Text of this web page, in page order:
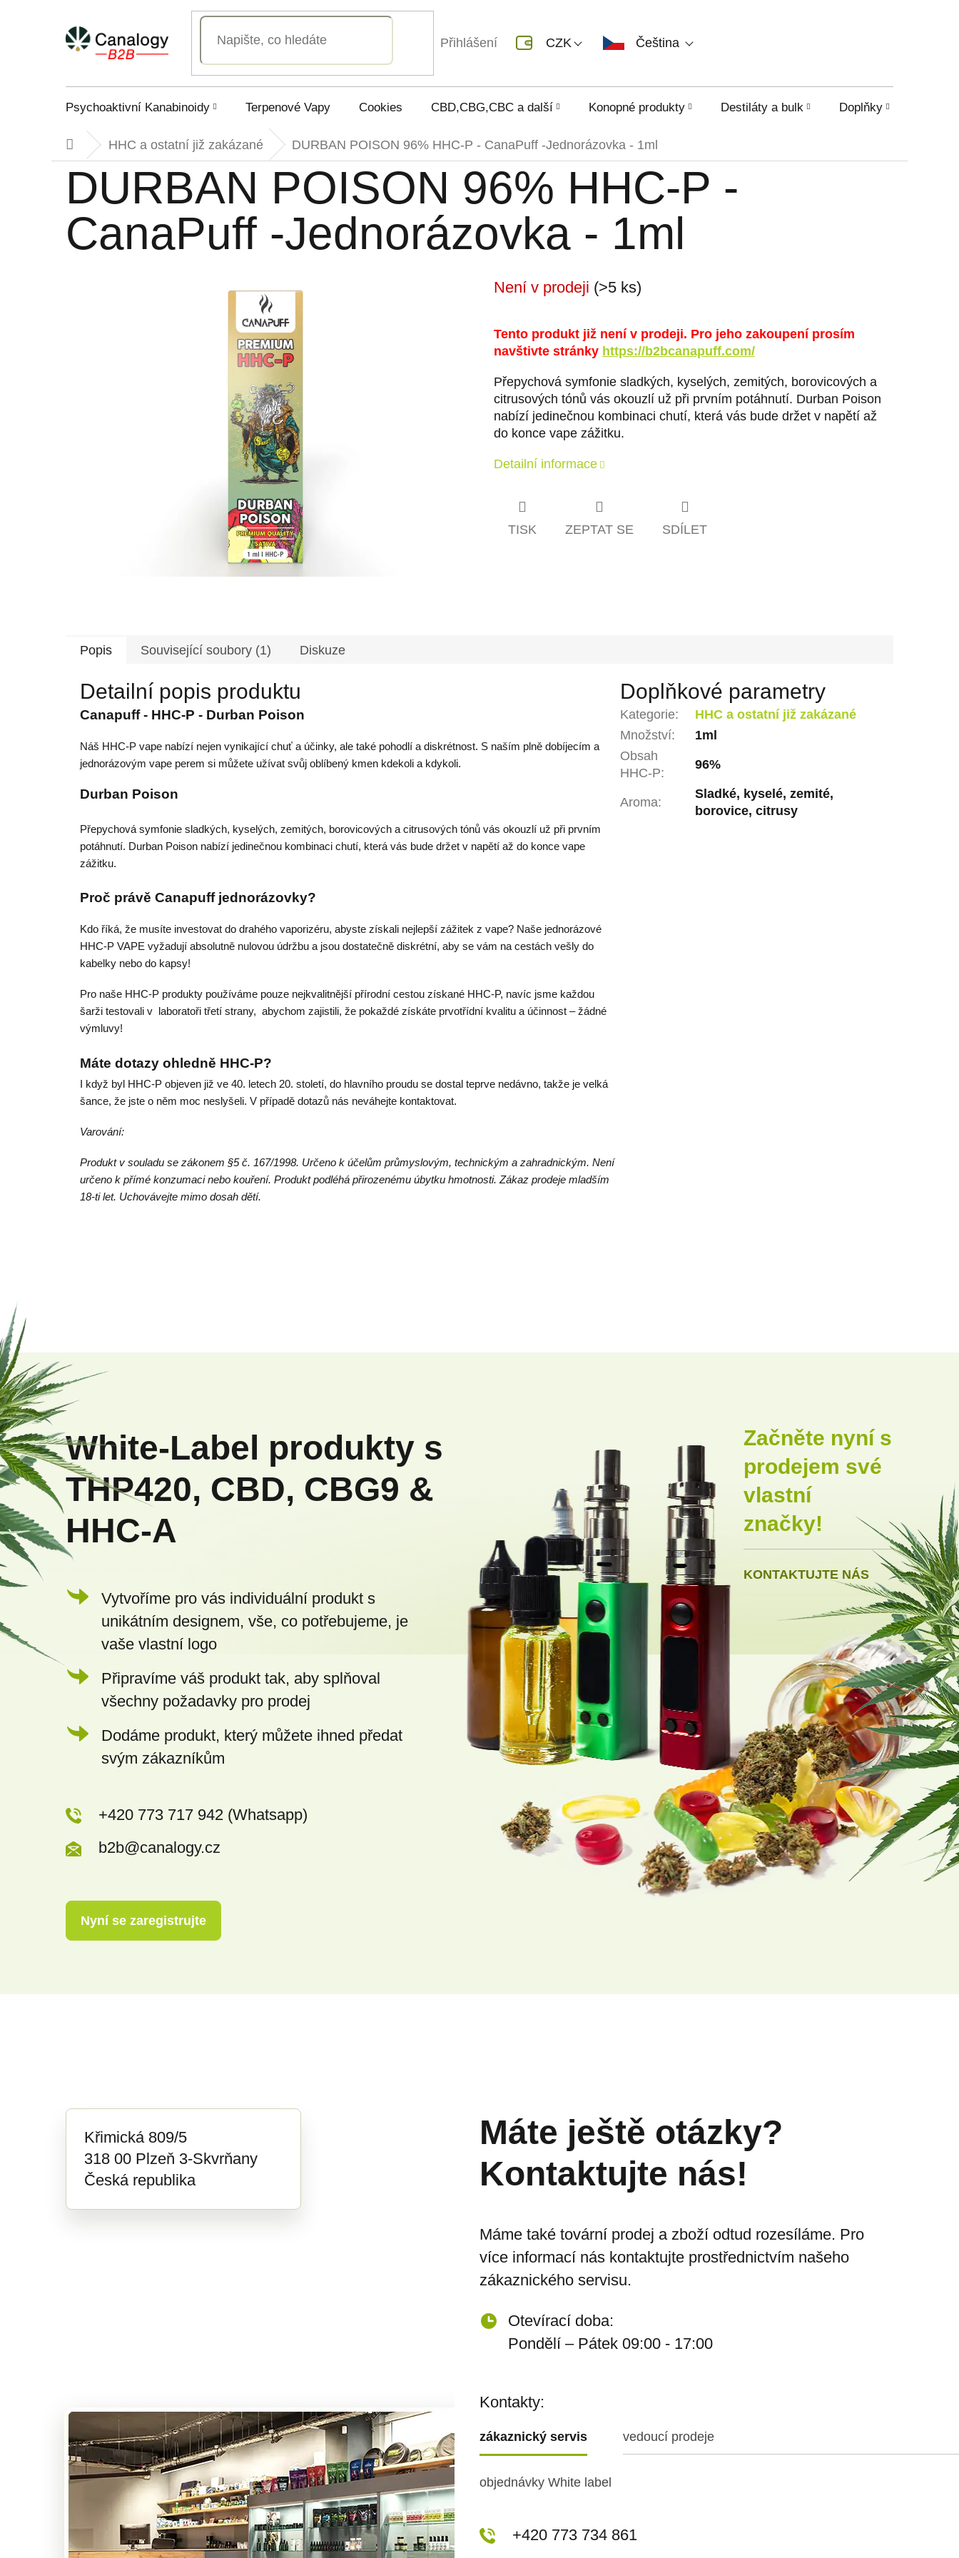
CZK Čeština
Přihlášení
Psychoaktivní Kanabinoidy Terpenové Vapy Cookies CBD,CBG,CBC a další Konopné produkty Destiláty a bulk Doplňky
DomůHHC a ostatní již zakázané DURBAN POISON 96% HHC-P - CanaPuff -Jednorázovka - 1ml
DURBAN POISON 96% HHC-P -
CanaPuff -Jednorázovka - 1ml
Není v prodeji (>5 ks)
Tento produkt již není v prodeji. Pro jeho zakoupení prosím
navštivte stránky https://b2bcanapuff.com/
Přepychová symfonie sladkých, kyselých, zemitých, borovicových a
citrusových tónů vás okouzlí už při prvním potáhnutí. Durban Poison
nabízí jedinečnou kombinaci chutí, která vás bude držet v napětí až
do konce vape zážitku.
Detailní informace
TISK ZEPTAT SE SDÍLET
Popis Související soubory (1) Diskuze
Detailní popis produktu
Canapuff - HHC-P - Durban Poison
Náš HHC-P vape nabízí nejen vynikající chuť a účinky, ale také pohodlí a diskrétnost. S naším plně dobíjecím a
jednorázovým vape perem si můžete užívat svůj oblíbený kmen kdekoli a kdykoli.
Durban Poison
Přepychová symfonie sladkých, kyselých, zemitých, borovicových a citrusových tónů vás okouzlí už při prvním
potáhnutí. Durban Poison nabízí jedinečnou kombinaci chutí, která vás bude držet v napětí až do konce vape
zážitku.
Proč právě Canapuff jednorázovky?
Kdo říká, že musíte investovat do drahého vaporizéru, abyste získali nejlepší zážitek z vape? Naše jednorázové
HHC-P VAPE vyžadují absolutně nulovou údržbu a jsou dostatečně diskrétní, aby se vám na cestách vešly do
kabelky nebo do kapsy!
Pro naše HHC-P produkty používáme pouze nejkvalitnější přírodní cestou získané HHC-P, navíc jsme každou
šarži testovali v laboratoři třetí strany, abychom zajistili, že pokaždé získáte prvotřídní kvalitu a účinnost – žádné
výmluvy!
Máte dotazy ohledně HHC-P?
I když byl HHC-P objeven již ve 40. letech 20. století, do hlavního proudu se dostal teprve nedávno, takže je velká
šance, že jste o něm moc neslyšeli. V případě dotazů nás neváhejte kontaktovat.
Varování:
Produkt v souladu se zákonem §5 č. 167/1998. Určeno k účelům průmyslovým, technickým a zahradnickým. Není
určeno k přímé konzumaci nebo kouření. Produkt podléhá přirozenému úbytku hmotnosti. Zákaz prodeje mladším
18-ti let. Uchovávejte mimo dosah dětí.
Doplňkové parametry
Kategorie:
HHC a ostatní již zakázané
Množství:
1ml
Obsah
HHC-P:
96%
Aroma:
Sladké, kyselé, zemité,
borovice, citrusy
Z
á
p
a
t
í
White-Label produkty s
THP420, CBD, CBG9 &
HHC-A
Vytvoříme pro vás individuální produkt s
unikátním designem, vše, co potřebujeme, je
vaše vlastní logo
Připravíme váš produkt tak, aby splňoval
všechny požadavky pro prodej
Dodáme produkt, který můžete ihned předat
svým zákazníkům
+420 773 717 942 (Whatsapp)
b2b@canalogy.cz
Nyní se zaregistrujte
Začněte nyní s
prodejem své
vlastní
značky!
KONTAKTUJTE NÁS
Křimická 809/5
318 00 Plzeň 3-Skvrňany
Česká republika
Máte ještě otázky?
Kontaktujte nás!
Máme také tovární prodej a zboží odtud rozesíláme. Pro
více informací nás kontaktujte prostřednictvím našeho
zákaznického servisu.
Otevírací doba:
Pondělí – Pátek 09:00 - 17:00
Kontakty:
zákaznický servis vedoucí prodeje
objednávky White label
+420 773 717 942
+420 773 734 861